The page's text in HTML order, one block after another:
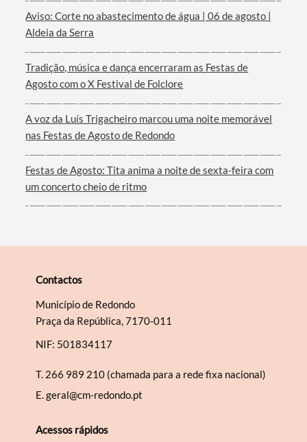
Filtros
Aviso: Corte no abastecimento de água | 06 de agosto |
Aldeia da Serra
Tradição, música e dança encerraram as Festas de
Agosto com o X Festival de Folclore
A voz da Luís Trigacheiro marcou uma noite memorável
nas Festas de Agosto de Redondo
Festas de Agosto: Tita anima a noite de sexta-feira com
um concerto cheio de ritmo
Contactos
Município de Redondo
Praça da República, 7170-011
NIF: 501834117
T. 266 989 210 (chamada para a rede fixa nacional)
E.geral@cm-redondo.pt
Acessos rápidos